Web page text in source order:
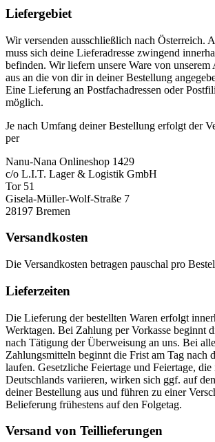
Liefergebiet
Wir versenden ausschließlich nach Österreich.
muss sich deine Lieferadresse zwingend
befinden. Wir liefern unsere Ware von unserem
aus an die von dir in deiner Bestellung
Eine Lieferung an Postfachadressen oder
möglich.
Je nach Umfang deiner Bestellung erfolgt der
per
Nanu-Nana Onlineshop 1429
c/o L.I.T. Lager & Logistik GmbH
Tor 51
Gisela-Müller-Wolf-Straße 7
28197 Bremen
Versandkosten
Die Versandkosten betragen pauschal pro
Lieferzeiten
Die Lieferung der bestellten Waren erfolgt
Werktagen. Bei Zahlung per Vorkasse beginnt
nach Tätigung der Überweisung an uns. Bei
Zahlungsmitteln beginnt die Frist am Tag nach
laufen. Gesetzliche Feiertage und Feiertage,
Deutschlands variieren, wirken sich ggf. auf
deiner Bestellung aus und führen zu einer
Belieferung frühestens auf den Folgetag.
Versand von Teillieferungen